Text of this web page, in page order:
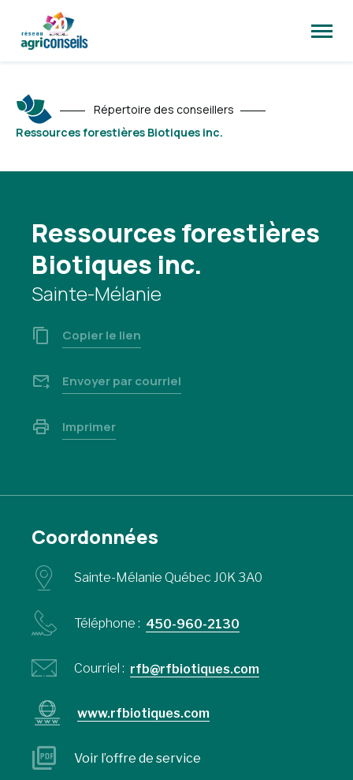
la
Répertoire des conseillers
Ressources forestières Biotiques inc.
Ressources forestières
Biotiques inc.
Sainte-Mélanie
Copier le lien
Envoyer par courriel
Imprimer
Coordonnées
Sainte-Mélanie Québec J0K 3A0
Téléphone : 450-960-2130
Courriel : rfb@rfbiotiques.com
www.rfbiotiques.com
Voir l’offre de service